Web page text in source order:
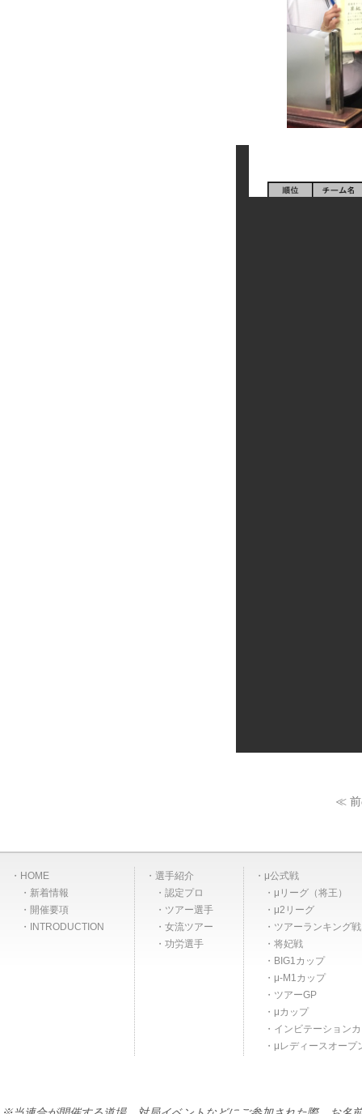
≪ 前
HOME
新着情報
開催要項
INTRODUCTION
選手紹介
認定プロ
ツアー選手
女流ツアー
功労選手
μ公式戦
μリーグ（将王）
μ2リーグ
ツアーランキング
将妃戦
BIG1カップ
μ-M1カップ
ツアーGP
μカップ
インビテーション
μレディースオープ